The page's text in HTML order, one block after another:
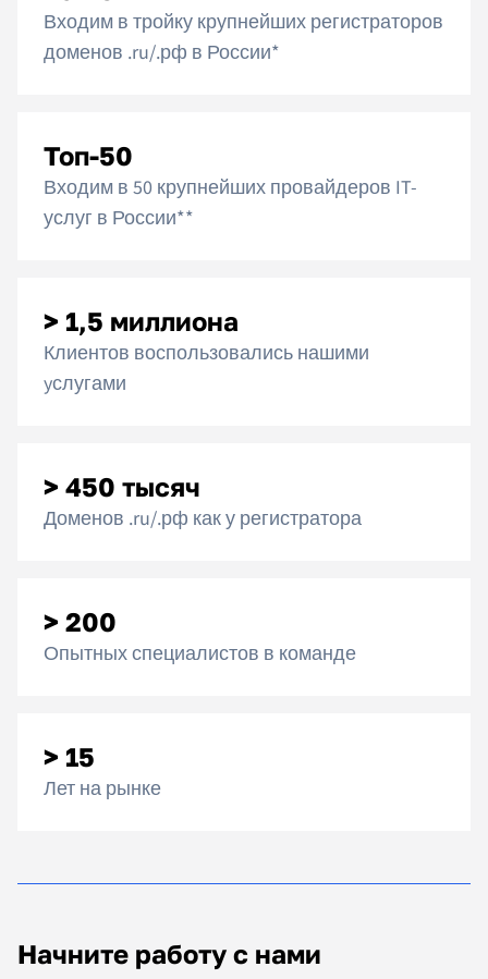
Входим в тройку крупнейших регистраторов
доменов .ru/.рф в России*
Топ-50
Входим в 50 крупнейших провайдеров IT-
услуг в России**
> 1,5 миллиона
Клиентов воспользовались нашими
yслугами
> 450 тысяч
Доменов .ru/.рф как у регистратора
> 200
Опытных специалистов в команде
> 15
Лет на рынке
Начните работу с нами